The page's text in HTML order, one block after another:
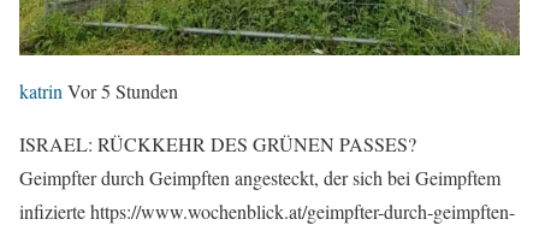
katrin Vor 5 Stunden
ISRAEL: RÜCKKEHR DES GRÜNEN PASSES?
Geimpfter durch Geimpften angesteckt, der sich bei Geimpftem
infizierte https://www.wochenblick.at/geimpfter-durch-geimpften-